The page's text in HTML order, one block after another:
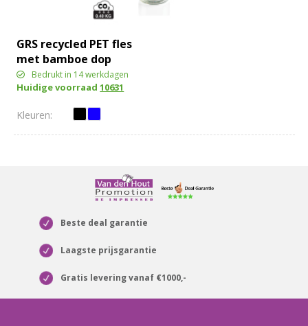
GRS recycled PET fles
met bamboe dop
Bedrukt in 14 werkdagen
Huidige voorraad10631
Beste deal garantie
Laagste prijsgarantie
Gratis levering vanaf €1000,-